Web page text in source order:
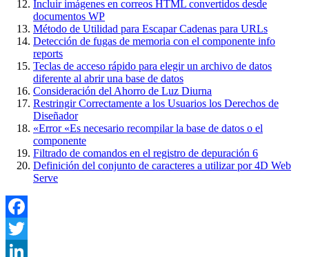
Incluir imágenes en correos HTML convertidos desde
documentos WP
Método de Utilidad para Escapar Cadenas para URLs
Detección de fugas de memoria con el componente info
reports
Teclas de acceso rápido para elegir un archivo de datos
diferente al abrir una base de datos
Consideración del Ahorro de Luz Diurna
Restringir Correctamente a los Usuarios los Derechos de
Diseñador
«Error «Es necesario recompilar la base de datos o el
componente
Filtrado de comandos en el registro de depuración 6
Definición del conjunto de caracteres a utilizar por 4D Web
Serve
Facebook
Twitter